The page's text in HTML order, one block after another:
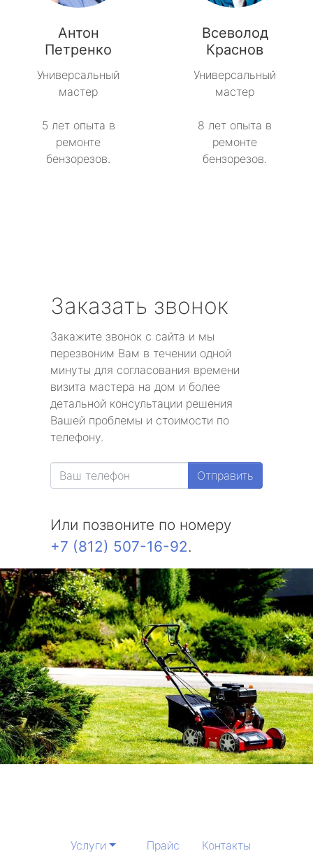
Антон
Петренко
Универсальный
мастер
5 лет опыта в
ремонте
бензорезов.
Всеволод
Краснов
Универсальный
мастер
8 лет опыта в
ремонте
бензорезов.
Заказать звонок
Закажите звонок с сайта и мы
перезвоним Вам в течении одной
минуты для согласования времени
визита мастера на дом и более
детальной консультации решения
Вашей проблемы и стоимости по
телефону.
Отправить
Или позвоните по номеру
+7 (812) 507-16-92.
Услуги Прайс Контакты